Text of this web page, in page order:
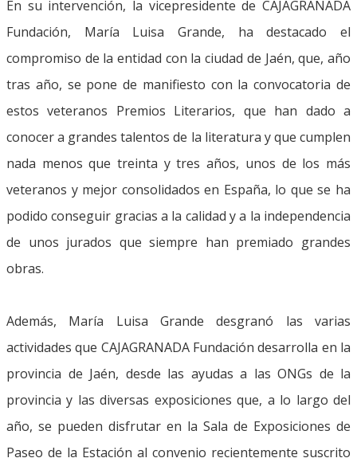
En su intervención, la vicepresidente de CAJAGRANADA
Fundación, María Luisa Grande, ha destacado el
compromiso de la entidad con la ciudad de Jaén, que, año
tras año, se pone de manifiesto con la convocatoria de
estos veteranos Premios Literarios, que han dado a
conocer a grandes talentos de la literatura y que cumplen
nada menos que treinta y tres años, unos de los más
veteranos y mejor consolidados en España, lo que se ha
podido conseguir gracias a la calidad y a la independencia
de unos jurados que siempre han premiado grandes
obras.
Además, María Luisa Grande desgranó las varias
actividades que CAJAGRANADA Fundación desarrolla en la
provincia de Jaén, desde las ayudas a las ONGs de la
provincia y las diversas exposiciones que, a lo largo del
año, se pueden disfrutar en la Sala de Exposiciones de
Paseo de la Estación al convenio recientemente suscrito